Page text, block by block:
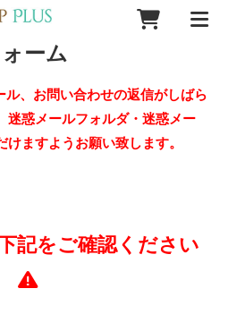
ーム
、お問い合わせの返信がしばら
迷惑メールフォルダ・迷惑メー
ますようお願い致します。
記をご確認ください